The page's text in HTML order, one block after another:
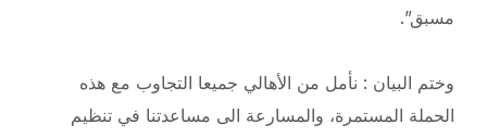
مسبق”.
وختم البيان : نأمل من الأهالي جميعا التجاوب مع هذه
الحملة المستمرة، والمسارعة الى مساعدتنا في تنظيم